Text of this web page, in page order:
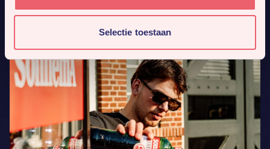
Selectie toestaan